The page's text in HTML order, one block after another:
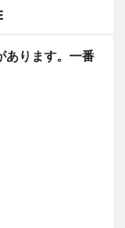
あります。一番